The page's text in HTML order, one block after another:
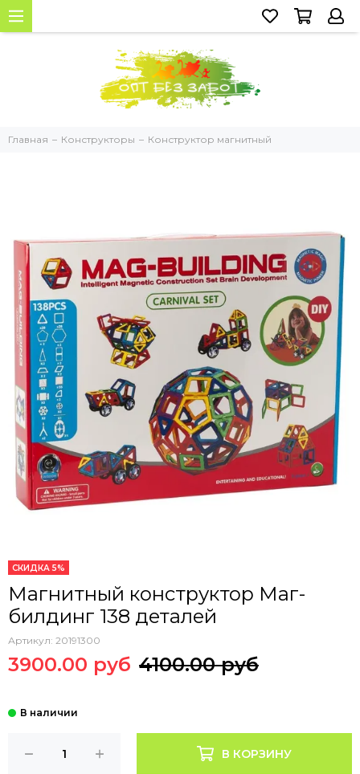
Главная Конструкторы Конструктор магнитный
СКИДКА 5%
Магнитный конструктор Маг-
билдинг 138 деталей
Артикул: 20191300
3900.00 руб 4100.00 руб
В КОРЗИНУ